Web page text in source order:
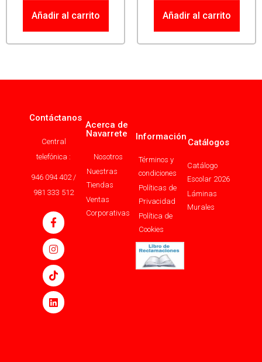
Añadir al carrito Añadir al carrito
Contáctanos
Central
telefónica :
946 094 402 /
981 333 512
Acerca de
Navarrete
Nosotros
Nuestras
Tiendas
Ventas
Corporativas
Información
Términos y
condiciones
Políticas de
Privacidad
Política de
Cookies
Catálogos
Catálogo
Escolar 2026
Láminas
Murales